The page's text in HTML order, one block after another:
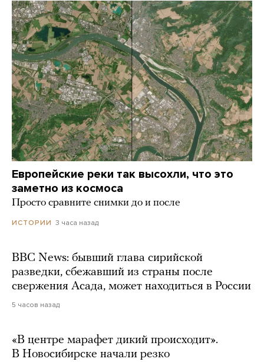
Европейские реки так высохли, что это
заметно из космоса
Просто сравните снимки до и после
ИСТОРИИ 3 часа назад
BBC News: бывший глава сирийской
разведки, сбежавший из страны после
свержения Асада, может находиться в России
5 часов назад
«В центре марафет дикий происходит».
В Новосибирске начали резко